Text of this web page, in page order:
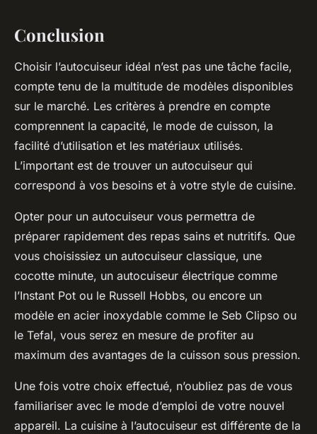
Conclusion
Choisir l’autocuiseur idéal n’est pas une tâche facile,
compte tenu de la multitude de modèles disponibles
sur le marché. Les critères à prendre en compte
comprennent la capacité, le mode de cuisson, la
facilité d’utilisation et les matériaux utilisés.
L’important est de trouver un autocuiseur qui
correspond à vos besoins et à votre style de cuisine.
Opter pour un autocuiseur vous permettra de
préparer rapidement des repas sains et nutritifs. Que
vous choisissiez un autocuiseur classique, une
cocotte minute, un autocuiseur électrique comme
l’Instant Pot ou le Russell Hobbs, ou encore un
modèle en acier inoxydable comme le Seb Clipso ou
le Tefal, vous serez en mesure de profiter au
maximum des avantages de la cuisson sous pression.
Une fois votre choix effectué, n’oubliez pas de vous
familiariser avec le mode d’emploi de votre nouvel
appareil. La cuisine à l’autocuiseur est différente de la